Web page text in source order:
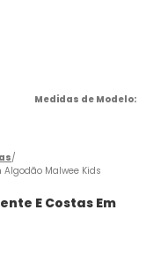
Malwee Kids
E Costas Em